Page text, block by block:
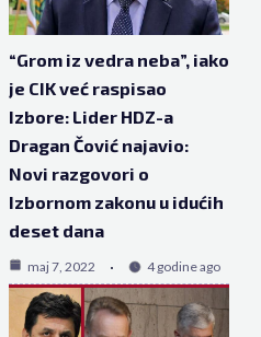
“Grom iz vedra neba”, iako
je CIK već raspisao
Izbore: Lider HDZ-a
Dragan Čović najavio:
Novi razgovori o
Izbornom zakonu u idućih
deset dana
maj 7, 2022 4 godine ago